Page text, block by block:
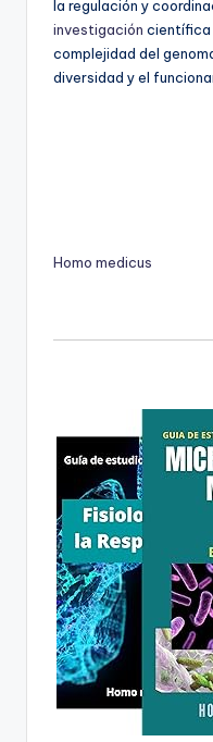
la regulación y
investigación científica
complejidad del
diversidad y el
Homo medicus